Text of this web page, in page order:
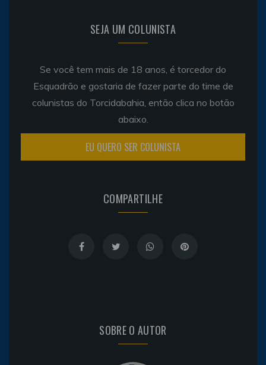
SEJA UM COLUNISTA
Se você tem mais de 18 anos, é torcedor do
Esquadrão e gostaria de fazer parte do time de
colunistas do Torcidabahia, então clica no botão
abaixo.
EU QUERO SER COLUNISTA
COMPARTILHE
SOBRE O AUTOR